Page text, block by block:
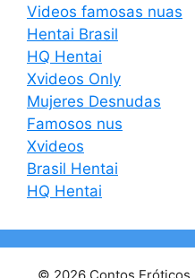
Videos famosas nuas
Hentai Brasil
HQ Hentai
Xvideos Only
Mujeres Desnudas
Famosos nus
Xvideos
Brasil Hentai
HQ Hentai
© 2026 Contos Eróticos